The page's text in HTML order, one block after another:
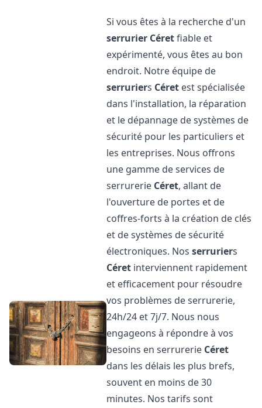
Si vous êtes à la recherche d'un
serrurier Céretfiable et
expérimenté, vous êtes au bon
endroit. Notre équipe de
serruriers Céret est spécialisée
dans l'installation, la réparation
et le dépannage de systèmes de
sécurité pour les particuliers et
les entreprises. Nous offrons
une gamme de services de
serrurerie Céret, allant de
l'ouverture de portes et de
coffres-forts à la création de clés
et de systèmes de sécurité
électroniques. Nosserruriers
Céret interviennent rapidement
et efficacement pour résoudre
vos problèmes de serrurerie,
24h/24 et 7j/7. Nous nous
engageons à répondre à vos
besoins en serrurerie Céret
dans les délais les plus brefs,
souvent en moins de 30
minutes. Nos tarifs sont